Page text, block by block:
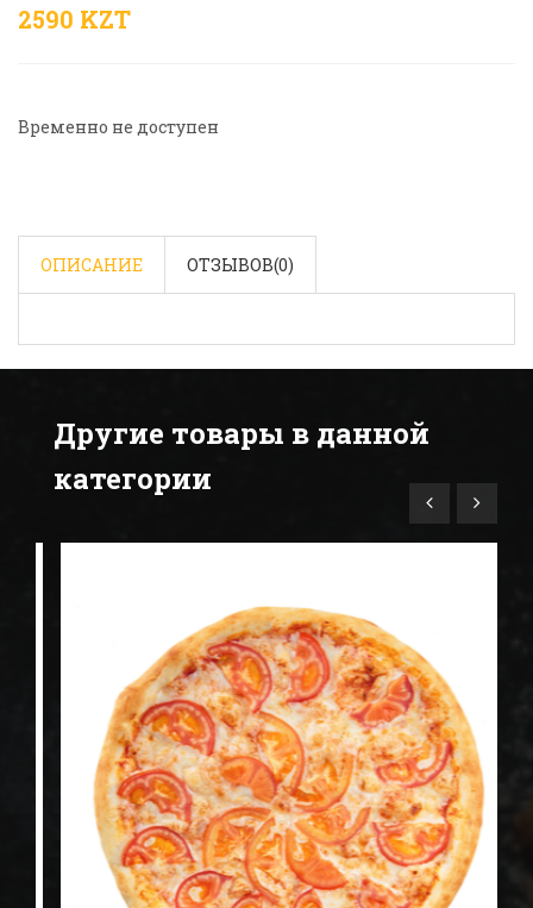
2590 KZT
Временно не доступен
ОПИСАНИЕ ОТЗЫВОВ(0)
Другие товары в данной
категории